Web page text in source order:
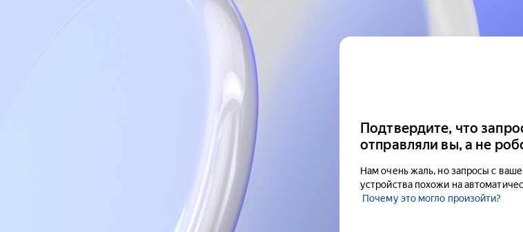
Подтвердите, что
отправляли вы, а не
Нам очень жаль, но запросы с
устройства похожи на
Почему это могло произойти?